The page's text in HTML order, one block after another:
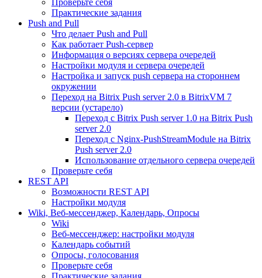
Проверьте себя
Практические задания
Push and Pull
Что делает Push and Pull
Как работает Push-сервер
Информация о версиях сервера очередей
Настройки модуля и сервера очередей
Настройка и запуск push сервера на стороннем
окружении
Переход на Bitrix Push server 2.0 в BitrixVM 7
версии (устарело)
Переход с Bitrix Push server 1.0 на Bitrix Push
server 2.0
Переход с Nginx-PushStreamModule на Bitrix
Push server 2.0
Использование отдельного сервера очередей
Проверьте себя
REST API
Возможности REST API
Настройки модуля
Wiki, Веб-мессенджер, Календарь, Опросы
Wiki
Веб-мессенджер: настройки модуля
Календарь событий
Опросы, голосования
Проверьте себя
Практические задания